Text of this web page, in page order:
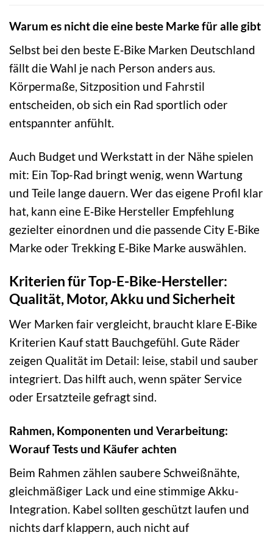
Warum es nicht die eine beste Marke für alle gibt
Selbst bei den beste E‑Bike Marken Deutschland
fällt die Wahl je nach Person anders aus.
Körpermaße, Sitzposition und Fahrstil
entscheiden, ob sich ein Rad sportlich oder
entspannter anfühlt.
Auch Budget und Werkstatt in der Nähe spielen
mit: Ein Top-Rad bringt wenig, wenn Wartung
und Teile lange dauern. Wer das eigene Profil klar
hat, kann eine E‑Bike Hersteller Empfehlung
gezielter einordnen und die passende City E‑Bike
Marke oder Trekking E‑Bike Marke auswählen.
Kriterien für Top-E-Bike-Hersteller:
Qualität, Motor, Akku und Sicherheit
Wer Marken fair vergleicht, braucht klare E‑Bike
Kriterien Kauf statt Bauchgefühl. Gute Räder
zeigen Qualität im Detail: leise, stabil und sauber
integriert. Das hilft auch, wenn später Service
oder Ersatzteile gefragt sind.
Rahmen, Komponenten und Verarbeitung:
Worauf Tests und Käufer achten
Beim Rahmen zählen saubere Schweißnähte,
gleichmäßiger Lack und eine stimmige Akku-
Integration. Kabel sollten geschützt laufen und
nichts darf klappern, auch nicht auf